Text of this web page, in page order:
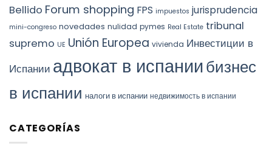
Bellido Forum shopping FPS impuestos jurisprudencia
mini-congreso novedades nulidad pymes Real Estate tribunal
supremo UE Unión Europea vivienda Инвестиции в
Испании адвокат в испаниибизнес
в испании налоги в испании недвижимость в испании
CATEGORÍAS